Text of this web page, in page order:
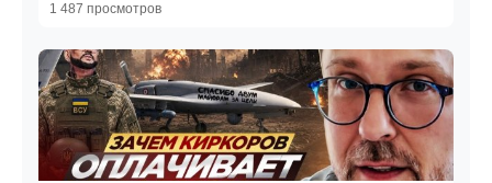
1 487 просмотров